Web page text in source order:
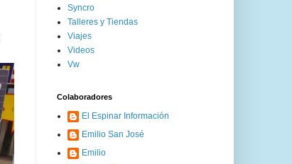
Syncro
Talleres y Tiendas
Viajes
Videos
Vw
Colaboradores
El Espinar Información
Emilio San José
Emilio